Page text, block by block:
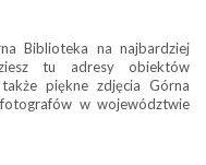
Biblioteka na najbardziej
tu adresy obiektów
piękne zdjęcia Górna
w województwie